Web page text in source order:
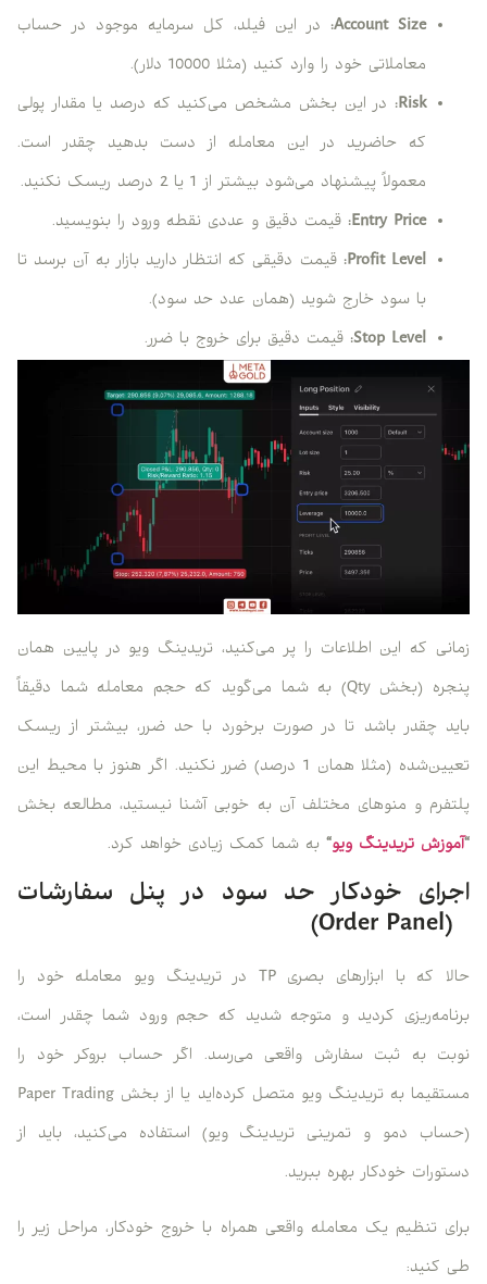
Account Size
: در این فیلد، کل سرمایه موجود در حساب
معاملاتی خود را وارد کنید (مثلا 10000 دلار).
Risk
: در این بخش مشخص می‌کنید که درصد یا مقدار پولی
که حاضرید در این معامله از دست بدهید چقدر است.
معمولاً پیشنهاد می‌شود بیشتر از 1 یا 2 درصد ریسک نکنید.
Entry Price
: قیمت دقیق و عددی نقطه ورود را بنویسید.
Profit Level
:قیمت دقیقی که انتظار دارید بازار به آن برسد تا
با سود خارج شوید (همان عدد حد سود).
Stop Level
: قیمت دقیق برای خروج با ضرر.
زمانی که این اطلاعات را پر می‌کنید، تریدینگ ویو در پایین همان
پنجره (بخش Qty) به شما می‌گوید که حجم معامله شما دقیقاً
باید چقدر باشد تا در صورت برخورد با حد ضرر، بیشتر از ریسک
تعیین‌شده (مثلا همان 1 درصد) ضرر نکنید. اگر هنوز با محیط این
پلتفرم و منوهای مختلف آن به خوبی آشنا نیستید، مطالعه بخش
“آموزش تریدینگ ویو“ به شما کمک زیادی خواهد کرد.
اجرای خودکار حد سود در پنل سفارشات
(Order Panel)
حالا که با ابزارهای بصری TP در تریدینگ ویو معامله خود را
برنامه‌ریزی کردید و متوجه شدید که حجم ورود شما چقدر است،
نوبت به ثبت سفارش واقعی می‌رسد. اگر حساب بروکر خود را
مستقیما به تریدینگ ویو متصل کرده‌اید یا از بخش Paper Trading
(حساب دمو و تمرینی تریدینگ ویو) استفاده می‌کنید، باید از
دستورات خودکار بهره ببرید.
برای تنظیم یک معامله واقعی همراه با خروج خودکار، مراحل زیر را
طی کنید: